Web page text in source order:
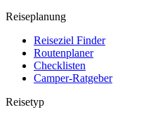
Reiseplanung
Reiseziel Finder
Routenplaner
Checklisten
Camper-Ratgeber
Reisetyp